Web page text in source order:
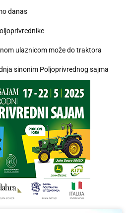
danas
ulaznicom može do traktora
sinonim Poljoprivrednog sajma